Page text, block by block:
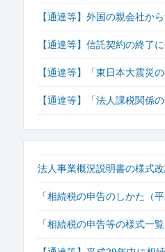
【通達等】外国の親会社か
【通達等】信託契約の終了
【通達等】「東日本大震災
【通達等】「法人課税関係
法人事業概況説明書の様式
「相続税の申告のしかた（
「相続税の申告等の様式一